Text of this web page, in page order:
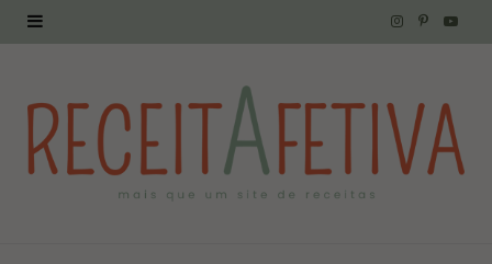
I
t
P Y
T